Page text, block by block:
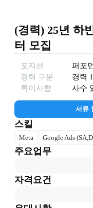
(경력) 25년 하
터 모집
포지션
퍼포
경력 구분
경력
특이사항
사수
서류
스킬
Meta Google Ads
주요업무
자격요건